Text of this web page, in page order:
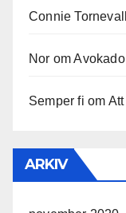
Connie Tornevall
Nor om
Semper fi om
ARKIV